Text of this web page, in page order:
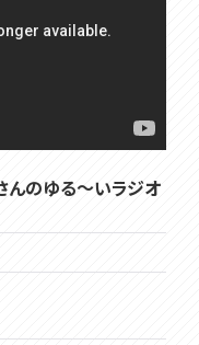
んのゆる～いラジオ